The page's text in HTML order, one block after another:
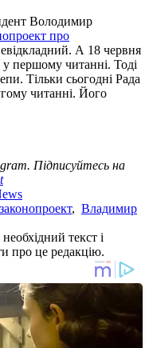
Володимир
про
А 18 червня
у першому читанні. Тоді
Тільки сьогодні Рада
читанні. Його
Підписуйтесь на
законопроект, Владимир
текст і
про це редакцію.